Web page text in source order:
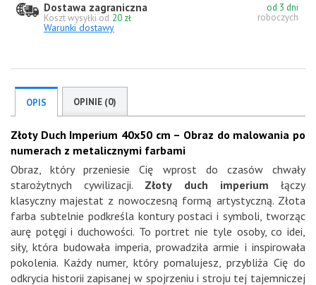
Dostawa zagraniczna
Koszt wysyłki od 20 zł
Warunki dostawy
od 3 dni
roboczych
OPIS OPINIE (0)
Złoty Duch Imperium 40x50 cm – Obraz do malowania po
numerach z metalicznymi farbami
Obraz, który przeniesie Cię wprost do czasów chwały
starożytnych cywilizacji. Złoty duch imperium łączy
klasyczny majestat z nowoczesną formą artystyczną. Złota
farba subtelnie podkreśla kontury postaci i symboli, tworząc
aurę potęgi i duchowości. To portret nie tyle osoby, co idei,
siły, która budowała imperia, prowadziła armie i inspirowała
pokolenia. Każdy numer, który pomalujesz, przybliża Cię do
odkrycia historii zapisanej w spojrzeniu i stroju tej tajemniczej